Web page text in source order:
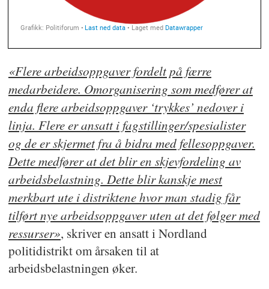
«Flere arbeidsoppgaver fordelt på færre
medarbeidere. Omorganisering som medfører at
enda flere arbeidsoppgaver ‘trykkes’ nedover i
linja. Flere er ansatt i fagstillinger/spesialister
og de er skjermet fra å bidra med fellesoppgaver.
Dette medfører at det blir en skjevfordeling av
arbeidsbelastning. Dette blir kanskje mest
merkbart ute i distriktene hvor man stadig får
tilført nye arbeidsoppgaver uten at det følger med
ressurser», skriver en ansatt i Nordland
politidistrikt om årsaken til at
arbeidsbelastningen øker.